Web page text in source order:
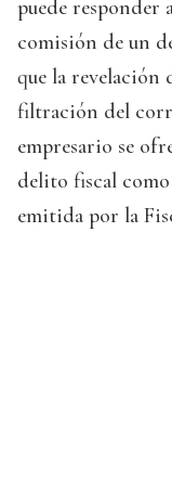
puede responder
comisión de un
que la revelación
filtración del
empresario se
delito fiscal
emitida por la